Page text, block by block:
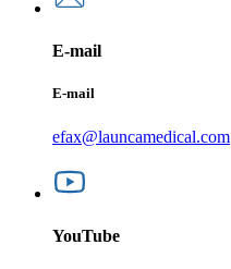
E-mail
E-mail
efax@launcamedical.com
YouTube